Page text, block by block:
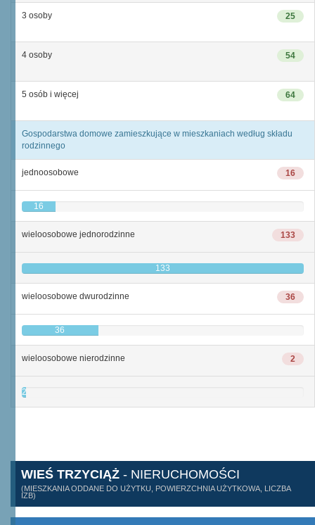
25
3 osoby
54
4 osoby
64
5 osób i więcej
Gospodarstwa domowe zamieszkujące w mieszkaniach według składu
rodzinnego
16
jednoosobowe
16
133
wieloosobowe jednorodzinne
133
36
wieloosobowe dwurodzinne
36
2
wieloosobowe nierodzinne
2
WIEŚ TRZYCIĄŻ - NIERUCHOMOŚCI
(MIESZKANIA ODDANE DO UŻYTKU, POWIERZCHNIA UŻYTKOWA, LICZBA
IZB)